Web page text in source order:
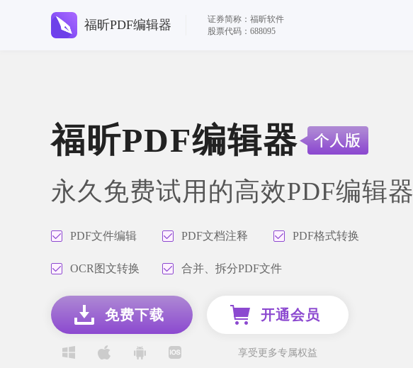
福昕PDF编辑器
证券简称：福昕软件
股票代码：688095
福昕PDF编辑器
永久免费试用的高效PDF编辑器
PDF文件编辑 PDF文档注释 PDF格式转换
OCR图文转换 合并、拆分PDF文件
免费下载 开通会员
享受更多专属权益